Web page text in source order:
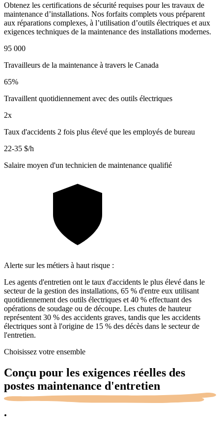
Obtenez les certifications de sécurité requises pour les travaux de
maintenance d’installations. Nos forfaits complets vous préparent
aux réparations complexes, à l’utilisation d’outils électriques et aux
exigences techniques de la maintenance des installations modernes.
95 000
Travailleurs de la maintenance à travers le Canada
65%
Travaillent quotidiennement avec des outils électriques
2x
Taux d'accidents 2 fois plus élevé que les employés de bureau
22-35 $/h
Salaire moyen d'un technicien de maintenance qualifié
Alerte sur les métiers à haut risque :
Les agents d'entretien ont le taux d'accidents le plus élevé dans le
secteur de la gestion des installations, 65 % d'entre eux utilisant
quotidiennement des outils électriques et 40 % effectuant des
opérations de soudage ou de découpe. Les chutes de hauteur
représentent 30 % des accidents graves, tandis que les accidents
électriques sont à l'origine de 15 % des décès dans le secteur de
l'entretien.
Choisissez votre ensemble
Conçu pour les exigences réelles des
postes maintenance d'entretien
.